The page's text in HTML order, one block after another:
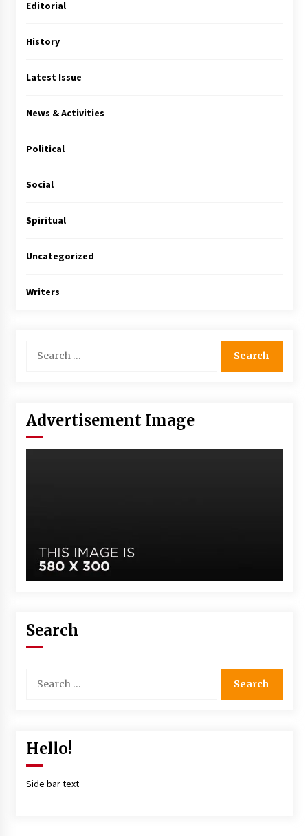
Editorial
History
Latest Issue
News & Activities
Political
Social
Spiritual
Uncategorized
Writers
Advertisement Image
Search
Hello!
Side bar text